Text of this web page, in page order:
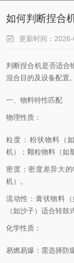
如何判断捏合
更新时间：
判断捏合机是否适合
混合目的及设备配置。
一、物料特性匹配
物理性质‌：
粒度‌：粉状物料（
机）； 颗粒物料（如
密度‌：密度差异大
机）。
流动性‌：膏状物料（
（如沙子）适合转鼓
化学性质‌：
易燃易爆‌：需选择防